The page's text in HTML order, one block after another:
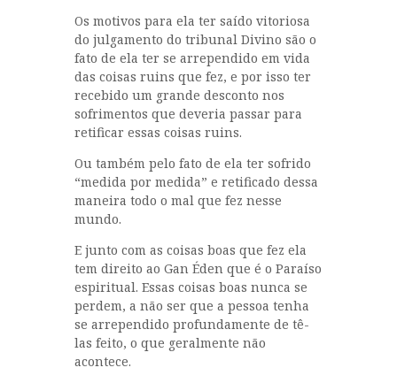
Os motivos para ela ter saído vitoriosa
do julgamento do tribunal Divino são o
fato de ela ter se arrependido em vida
das coisas ruins que fez, e por isso ter
recebido um grande desconto nos
sofrimentos que deveria passar para
retificar essas coisas ruins.
Ou também pelo fato de ela ter sofrido
“medida por medida” e retificado dessa
maneira todo o mal que fez nesse
mundo.
E junto com as coisas boas que fez ela
tem direito ao Gan Éden que é o Paraíso
espiritual. Essas coisas boas nunca se
perdem, a não ser que a pessoa tenha
se arrependido profundamente de tê-
las feito, o que geralmente não
acontece.